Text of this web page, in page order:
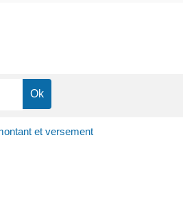
et versement